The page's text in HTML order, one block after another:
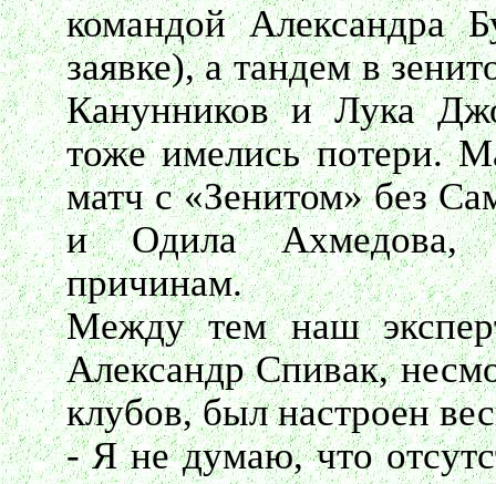
командой Александра
заявке), а тандем в
Канунников и Лука
тоже имелись потери.
матч с «Зенитом» без
и Одила Ахмедова,
причинам.
Между тем наш
Александр Спивак,
клубов, был настроен
- Я не думаю, что